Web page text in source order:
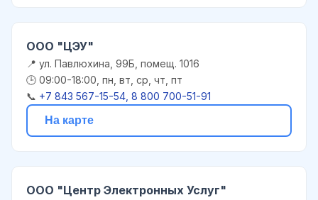
ООО "ЦЭУ"
📍 ул. Павлюхина, 99Б, помещ. 1016
🕒 09:00-18:00, пн, вт, ср, чт, пт
📞 +7 843 567-15-54, 8 800 700-51-91
На карте
ООО "Центр Электронных Услуг"